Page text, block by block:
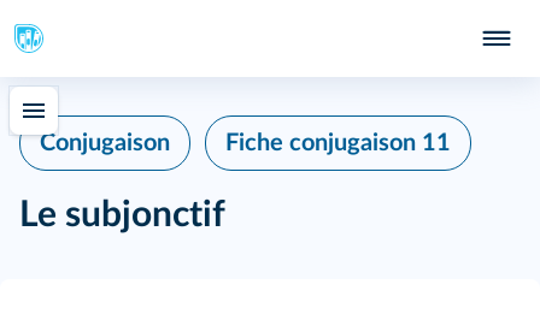
Conjugaison Fiche conjugaison 11
Le subjonctif